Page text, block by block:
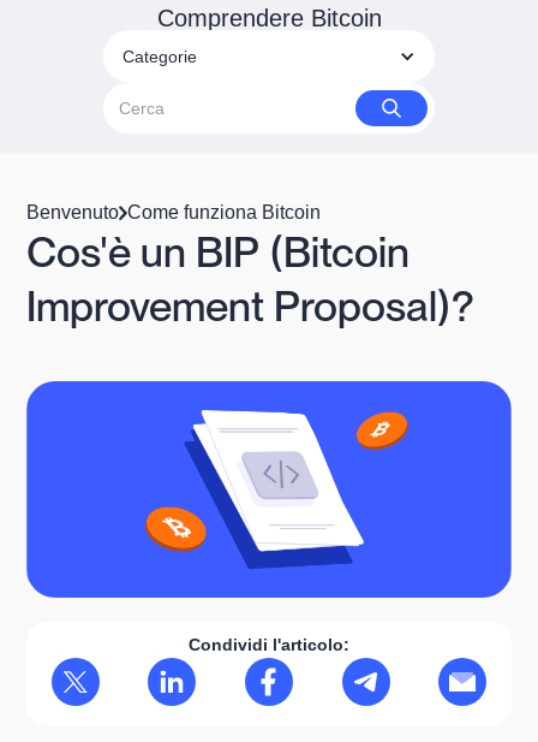
Comprendere Bitcoin
Categorie
Benvenuto Come funziona Bitcoin
Cos'è un BIP (Bitcoin
Improvement Proposal)?
Condividi l'articolo: